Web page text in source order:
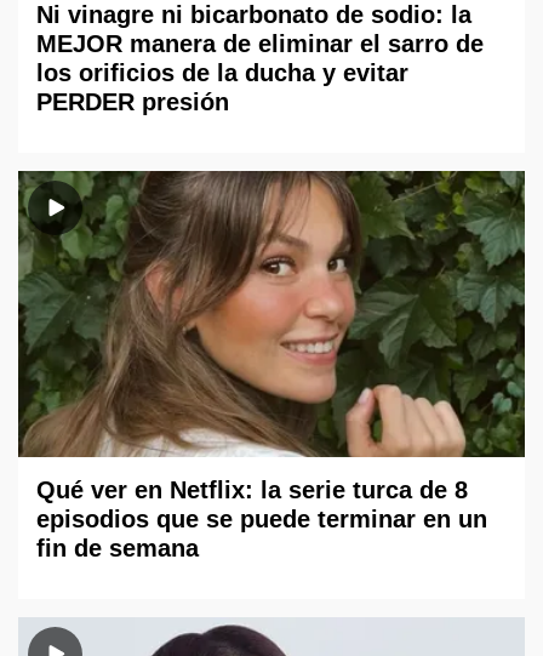
Ni vinagre ni bicarbonato de sodio: la
MEJOR manera de eliminar el sarro de
los orificios de la ducha y evitar
PERDER presión
Qué ver en Netflix: la serie turca de 8
episodios que se puede terminar en un
fin de semana